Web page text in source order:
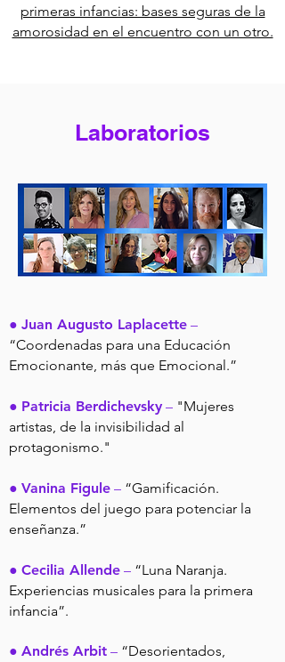
primeras infancias: bases seguras de la
amorosidad en el encuentro con un otro.
Laboratorios
● Juan Augusto Laplacette –
“Coordenadas para una Educación
Emocionante, más que Emocional.”
● Patricia Berdichevsky – "Mujeres
artistas, de la invisibilidad al
protagonismo."
● Vanina Figule – “Gamificación.
Elementos del juego para potenciar la
enseñanza.”
● Cecilia Allende – “Luna Naranja.
Experiencias musicales para la primera
infancia”.
● Andrés Arbit – “Desorientados,